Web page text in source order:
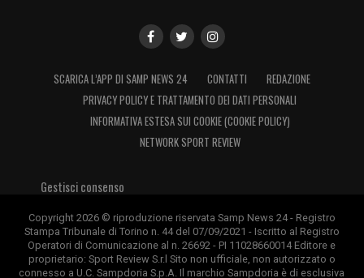
SCARICA L’APP DI SAMP NEWS 24 CONTATTI
REDAZIONE
PRIVACY POLICY E TRATTAMENTO DEI DATI PERSONALI
INFORMATIVA ESTESA SUI COOKIE (COOKIE POLICY)
NETWORK SPORT REVIEW
Gestisci consenso
Copyright 2026 © riproduzione riservata Samp News 24 - Registro
Stampa Tribunale di Torino n. 44 del 07/09/2021 - Iscritto al Registro
Operatori di Comunicazione al n. 26692 - PI 11028660014 Editore e
proprietario: Sport Review S.r.l Sito non ufficiale, non autorizzato o
connesso a U.C. Sampdoria S.p.A. Il marchio Sampdoria è di esclusiva